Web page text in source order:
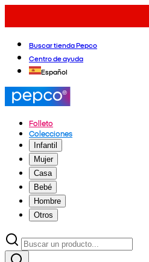
Buscar tienda Pepco
Centro de ayuda
Español
Folleto
Colecciones
Infantil
Mujer
Casa
Bebé
Hombre
Otros